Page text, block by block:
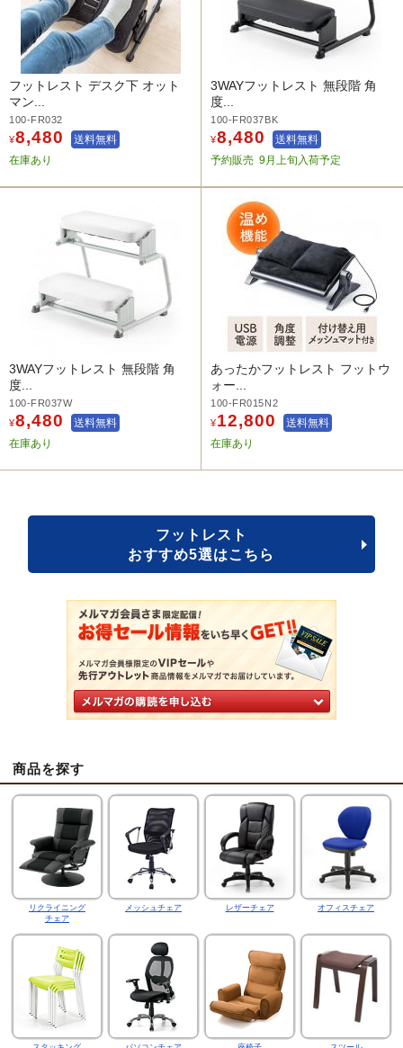
フットレスト デスク下 オット
マン...
100-FR032
¥8,480
送料無料
在庫あり
3WAYフットレスト 無段階 角
度...
100-FR037BK
¥8,480
送料無料
予約販売 9月上旬入荷予定
3WAYフットレスト 無段階 角
度...
100-FR037W
¥8,480
送料無料
在庫あり
あったかフットレスト フットウ
ォー...
100-FR015N2
¥12,800
送料無料
在庫あり
フットレスト
おすすめ5選はこちら
商品を探す
リクライニング
チェア
メッシュチェア レザーチェア オフィスチェア